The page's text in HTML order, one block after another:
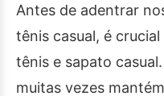
Antes de adentrar
tênis casual, é
tênis e sapato
muitas vezes